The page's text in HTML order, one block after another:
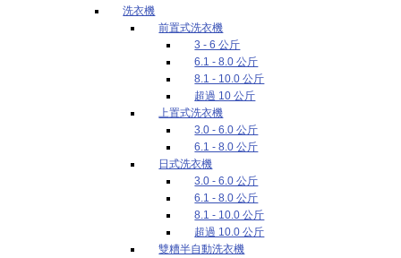
洗衣機
前置式洗衣機
3 - 6 公斤
6.1 - 8.0 公斤
8.1 - 10.0 公斤
超過 10 公斤
上置式洗衣機
3.0 - 6.0 公斤
6.1 - 8.0 公斤
日式洗衣機
3.0 - 6.0 公斤
6.1 - 8.0 公斤
8.1 - 10.0 公斤
超過 10.0 公斤
雙糟半自動洗衣機